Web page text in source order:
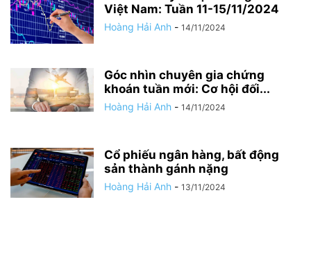
Việt Nam: Tuần 11-15/11/2024
Hoàng Hải Anh - 14/11/2024
Góc nhìn chuyên gia chứng
khoán tuần mới: Cơ hội đối...
Hoàng Hải Anh - 14/11/2024
Cổ phiếu ngân hàng, bất động
sản thành gánh nặng
Hoàng Hải Anh - 13/11/2024